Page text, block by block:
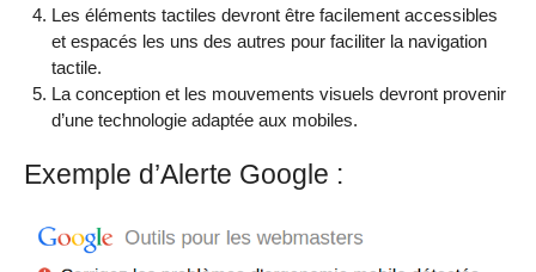
Les éléments tactiles devront être facilement accessibles
et espacés les uns des autres pour faciliter la navigation
tactile.
La conception et les mouvements visuels devront provenir
d’une technologie adaptée aux mobiles.
Exemple d’Alerte Google :